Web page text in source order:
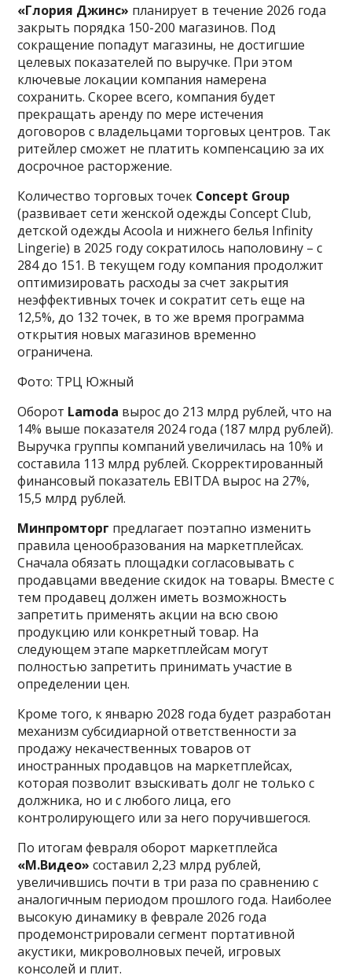
«Глория Джинс» планирует в течение 2026 года
закрыть порядка 150-200 магазинов. Под
сокращение попадут магазины, не достигшие
целевых показателей по выручке. При этом
ключевые локации компания намерена
сохранить. Скорее всего, компания будет
прекращать аренду по мере истечения
договоров с владельцами торговых центров. Так
ритейлер сможет не платить компенсацию за их
досрочное расторжение.
Количество торговых точек Concept Group
(развивает сети женской одежды Concept Club,
детской одежды Acoola и нижнего белья Infinity
Lingerie) в 2025 году сократилось наполовину – с
284 до 151. В текущем году компания продолжит
оптимизировать расходы за счет закрытия
неэффективных точек и сократит сеть еще на
12,5%, до 132 точек, в то же время программа
открытия новых магазинов временно
ограничена.
Фото: ТРЦ Южный
Оборот Lamoda вырос до 213 млрд рублей, что на
14% выше показателя 2024 года (187 млрд рублей).
Выручка группы компаний увеличилась на 10% и
составила 113 млрд рублей. Скорректированный
финансовый показатель EBITDA вырос на 27%,
15,5 млрд рублей.
Минпромторг предлагает поэтапно изменить
правила ценообразования на маркетплейсах.
Сначала обязать площадки согласовывать с
продавцами введение скидок на товары. Вместе с
тем продавец должен иметь возможность
запретить применять акции на всю свою
продукцию или конкретный товар. На
следующем этапе маркетплейсам могут
полностью запретить принимать участие в
определении цен.
Кроме того, к январю 2028 года будет разработан
механизм субсидиарной ответственности за
продажу некачественных товаров от
иностранных продавцов на маркетплейсах,
которая позволит взыскивать долг не только с
должника, но и с любого лица, его
контролирующего или за него поручившегося.
По итогам февраля оборот маркетплейса
«М.Видео» составил 2,23 млрд рублей,
увеличившись почти в три раза по сравнению с
аналогичным периодом прошлого года. Наиболее
высокую динамику в феврале 2026 года
продемонстрировали сегмент портативной
акустики, микроволновых печей, игровых
консолей и плит.